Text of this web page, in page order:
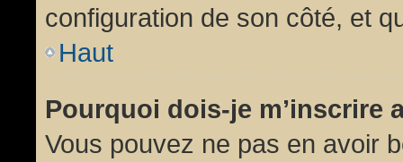
configuration de son côté, et
Haut
Pourquoi dois-je m’inscrire
Vous pouvez ne pas en avoir